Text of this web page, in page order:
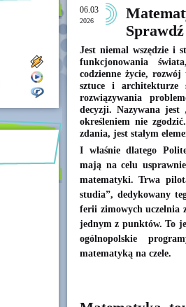
06.03
2026
Jest niemal wszędzie i
funkcjonowania
codzienne życie,
sztuce i architekturze
rozwiązywania
decyzji. Nazywana
określeniem nie
zdania, jest stałym
I właśnie dlatego
mają na celu
matematyki. Trwa
studia”, dedykowany
ferii zimowych uczelnia
jednym z punktów. To
ogólnopolskie
matematyką na czele.